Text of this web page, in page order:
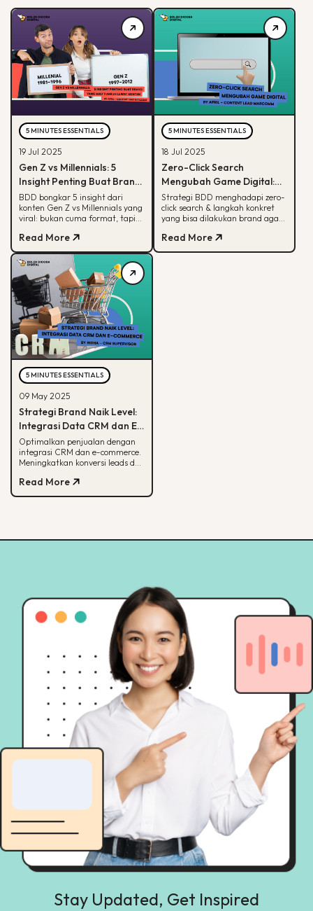
5 MINUTES ESSENTIALS
19 Jul 2025
Gen Z vs Millennials: 5
Insight Penting Buat Brand
yang Mau Tumbuh Lewat
Konten
BDD bongkar 5 insight dari
konten Gen Z vs Millennials yang
viral: bukan cuma format, tapi
Read More
5 MINUTES ESSENTIALS
18 Jul 2025
Zero-Click Search
Mengubah Game Digital:
Begini Strategi BDD & Apa
yang Bisa Dilakukan Brand
Strategi BDD menghadapi zero-
click search & langkah konkret
yang bisa dilakukan brand agar
Google
Read More
5 MINUTES ESSENTIALS
09 May 2025
Strategi Brand Naik Level:
Integrasi Data CRM dan E-
commerce
Optimalkan penjualan dengan
integrasi CRM dan e-commerce.
Meningkatkan konversi leads dan
terarah
Read More
Stay Updated, Get Inspired